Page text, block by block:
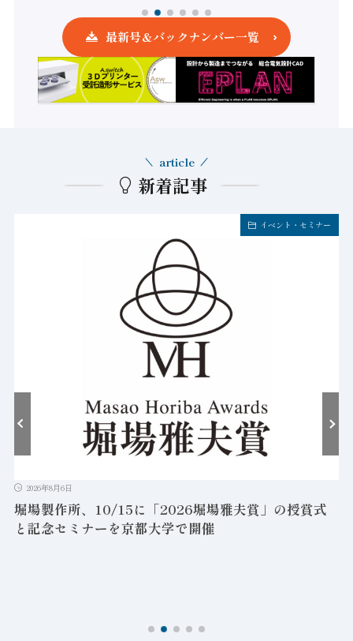
最新号＆バックナンバー一覧
新着記事
article
イベント・セミナー
2026年8月6日
堀場製作所、10/15に「2026堀場雅夫賞」の授賞式
と記念セミナーを京都大学で開催